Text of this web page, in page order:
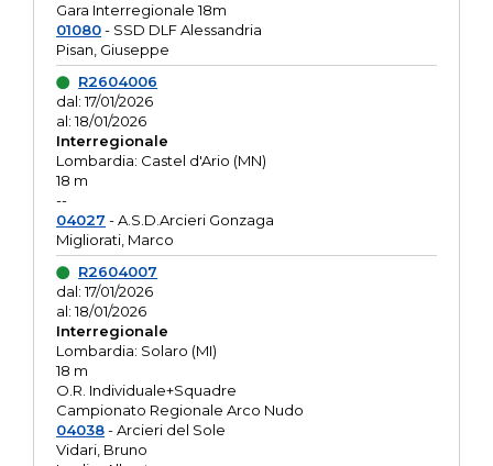
Gara Interregionale 18m
01080- SSD DLF Alessandria
Pisan, Giuseppe
R2604006
dal: 17/01/2026
al: 18/01/2026
Interregionale
Lombardia: Castel d'Ario (MN)
18 m
--
04027 - A.S.D.Arcieri Gonzaga
Migliorati, Marco
R2604007
dal: 17/01/2026
al: 18/01/2026
Interregionale
Lombardia: Solaro (MI)
18 m
O.R. Individuale+Squadre
Campionato Regionale Arco Nudo
04038- Arcieri del Sole
Vidari, Bruno